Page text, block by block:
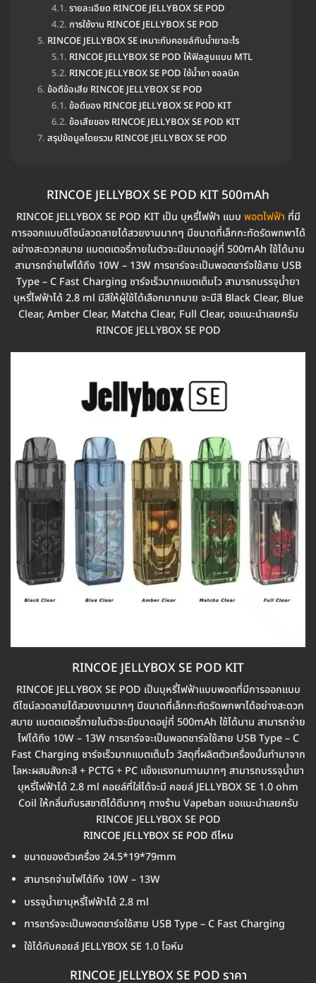
รายละเอียด RINCOE JELLYBOX SE POD
การใช้งาน RINCOE JELLYBOX SE POD
RINCOE JELLYBOX SE เหมาะกับคอยล์กับน้ำยาอะไร
RINCOE JELLYBOX SE POD ให้ฟิลสูบแบบ MTL
RINCOE JELLYBOX SE POD ใช้น้ำยา ซอลนิค
ข้อดีข้อเสีย RINCOE JELLYBOX SE POD
ข้อดีของ RINCOE JELLYBOX SE POD KIT
ข้อเสียของ RINCOE JELLYBOX SE POD KIT
สรุปข้อมูลโดยรวม RINCOE JELLYBOX SE POD
RINCOE JELLYBOX SE POD KIT 500mAh
RINCOE JELLYBOX SE POD KIT เป็น บุหรี่ไฟฟ้า แบบ พอตไฟฟ้า ที่มี
การออกแบบดีไซน์ลวดลายได้สวยงามมากๆ มีขนาดที่เล็กกะทัดรัดพกพาได้
อย่างสะดวกสบาย แบตตเตอรี่ภายในตัวจะมีขนาดอยู่ที่ 500mAh ใช้ได้นาน
สามารถจ่ายไฟได้ถึง 10W – 13W การชาร์จจะเป็นพอตชาร์จใช้สาย USB
Type – C Fast Charging ชาร์จเร็วมากแบตเต็มไว สามารถบรรจุน้ำยา
บุหรี่ไฟฟ้าได้ 2.8 ml มีสีให้ผู้ใช้ได้เลือกมากมาย จะมีสี Black Clear, Blue
Clear, Amber Clear, Matcha Clear, Full Clear, ขอแนะนำเลยครับ
RINCOE JELLYBOX SE POD
RINCOE JELLYBOX SE POD KIT
RINCOE JELLYBOX SE POD เป็นบุหรี่ไฟฟ้าแบบพอตที่มีการออกแบบ
ดีไซน์ลวดลายได้สวยงามมากๆ มีขนาดที่เล็กกะทัดรัดพกพาได้อย่างสะดวก
สบาย แบตตเตอรี่ภายในตัวจะมีขนาดอยู่ที่ 500mAh ใช้ได้นาน สามารถจ่าย
ไฟได้ถึง 10W – 13W การชาร์จจะเป็นพอตชาร์จใช้สาย USB Type – C
Fast Charging ชาร์จเร็วมากแบตเต็มไว วัสดุที่ผลิตตัวเครื่องนั้นทำมาจาก
โลหะผสมสังกะสี + PCTG + PC แข็งแรงทนทานมากๆ สามารถบรรจุน้ำยา
บุหรี่ไฟฟ้าได้ 2.8 ml คอยล์ที่ใส่ได้จะมี คอยล์ JELLYBOX SE 1.0 ohm
Coil ให้กลิ่นกับรสชาติได้ดีมากๆ ทางร้าน Vapeban ขอแนะนำเลยครับ
RINCOE JELLYBOX SE POD
RINCOE JELLYBOX SE POD ดีไหม
ขนาดของตัวเครื่อง 24.5*19*79mm
สามารถจ่ายไฟได้ถึง 10W – 13W
บรรจุน้ำยาบุหรี่ไฟฟ้าได้ 2.8 ml
การชาร์จจะเป็นพอตชาร์จใช้สาย USB Type – C Fast Charging
ใช้ได้กับคอยล์ JELLYBOX SE 1.0 โอห์ม
RINCOE JELLYBOX SE POD ราคา